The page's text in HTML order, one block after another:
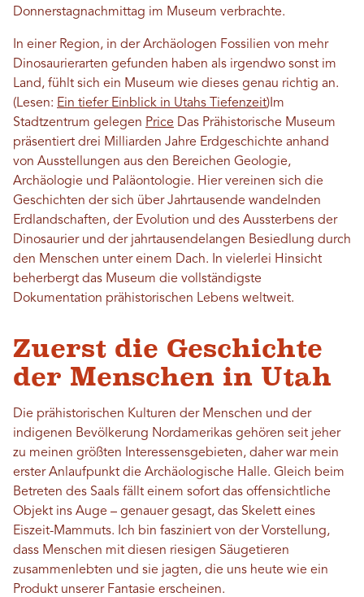
Donnerstagnachmittag im Museum verbrachte.
In einer Region, in der Archäologen Fossilien von mehr
Dinosaurierarten gefunden haben als irgendwo sonst im
Land, fühlt sich ein Museum wie dieses genau richtig an.
(Lesen: Ein tiefer Einblick in Utahs Tiefenzeit) Im
Stadtzentrum gelegen Price Das Prähistorische Museum
präsentiert drei Milliarden Jahre Erdgeschichte anhand
von Ausstellungen aus den Bereichen Geologie,
Archäologie und Paläontologie. Hier vereinen sich die
Geschichten der sich über Jahrtausende wandelnden
Erdlandschaften, der Evolution und des Aussterbens der
Dinosaurier und der jahrtausendelangen Besiedlung durch
den Menschen unter einem Dach. In vielerlei Hinsicht
beherbergt das Museum die vollständigste
Dokumentation prähistorischen Lebens weltweit.
Zuerst die Geschichte
der Menschen in Utah
Die prähistorischen Kulturen der Menschen und der
indigenen Bevölkerung Nordamerikas gehören seit jeher
zu meinen größten Interessensgebieten, daher war mein
erster Anlaufpunkt die Archäologische Halle. Gleich beim
Betreten des Saals fällt einem sofort das offensichtliche
Objekt ins Auge – genauer gesagt, das Skelett eines
Eiszeit-Mammuts. Ich bin fasziniert von der Vorstellung,
dass Menschen mit diesen riesigen Säugetieren
zusammenlebten und sie jagten, die uns heute wie ein
Produkt unserer Fantasie erscheinen.